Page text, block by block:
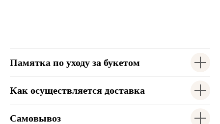
Памятка по уходу за букетом
Как осуществляется доставка
Самовывоз